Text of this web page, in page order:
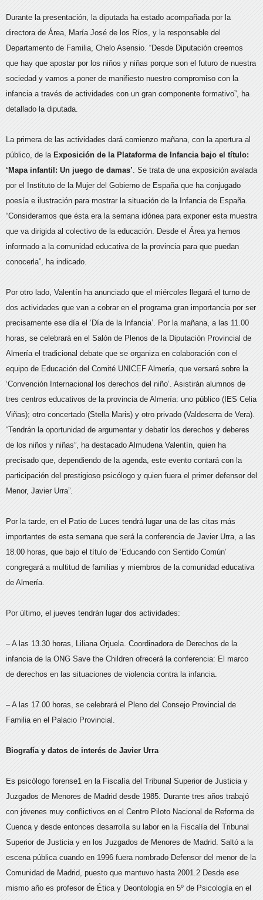
Durante la presentación, la diputada ha estado acompañada por la
directora de Área, María José de los Ríos, y la responsable del
Departamento de Familia, Chelo Asensio. “Desde Diputación creemos
que hay que apostar por los niños y niñas porque son el futuro de nuestra
sociedad y vamos a poner de manifiesto nuestro compromiso con la
infancia a través de actividades con un gran componente formativo”, ha
detallado la diputada.
La primera de las actividades dará comienzo mañana, con la apertura al
público, de laExposición de la Plataforma de Infancia bajo el título:
‘Mapa infantil: Un juego de damas’. Se trata de una exposición avalada
por el Instituto de la Mujer del Gobierno de España que ha conjugado
poesía e ilustración para mostrar la situación de la Infancia de España.
“Consideramos que ésta era la semana idónea para exponer esta muestra
que va dirigida al colectivo de la educación. Desde el Área ya hemos
informado a la comunidad educativa de la provincia para que puedan
conocerla”, ha indicado.
Por otro lado, Valentín ha anunciado que el miércoles llegará el turno de
dos actividades que van a cobrar en el programa gran importancia por ser
precisamente ese día el ‘Día de la Infancia’. Por la mañana, a las 11.00
horas, se celebrará en el Salón de Plenos de la Diputación Provincial de
Almería el tradicional debate que se organiza en colaboración con el
equipo de Educación del Comité UNICEF Almería, que versará sobre la
‘Convención Internacional los derechos del niño’. Asistirán alumnos de
tres centros educativos de la provincia de Almería: uno público (IES Celia
Viñas); otro concertado (Stella Maris) y otro privado (Valdeserra de Vera).
“Tendrán la oportunidad de argumentar y debatir los derechos y deberes
de los niños y niñas”, ha destacado Almudena Valentín, quien ha
precisado que, dependiendo de la agenda, este evento contará con la
participación del prestigioso psicólogo y quien fuera el primer defensor del
Menor, Javier Urra”.
Por la tarde, en el Patio de Luces tendrá lugar una de las citas más
importantes de esta semana que será la conferencia de Javier Urra, a las
18.00 horas, que bajo el título de ‘Educando con Sentido Común’
congregará a multitud de familias y miembros de la comunidad educativa
de Almería.
Por último, el jueves tendrán lugar dos actividades:
– A las 13.30 horas, Liliana Orjuela. Coordinadora de Derechos de la
infancia de la ONG Save the Children ofrecerá la conferencia: El marco
de derechos en las situaciones de violencia contra la infancia.
– A las 17.00 horas, se celebrará el Pleno del Consejo Provincial de
Familia en el Palacio Provincial.
Biografía y datos de interés de Javier Urra
Es psicólogo forense1 en la Fiscalía del Tribunal Superior de Justicia y
Juzgados de Menores de Madrid desde 1985. Durante tres años trabajó
con jóvenes muy conflictivos en el Centro Piloto Nacional de Reforma de
Cuenca y desde entonces desarrolla su labor en la Fiscalía del Tribunal
Superior de Justicia y en los Juzgados de Menores de Madrid. Saltó a la
escena pública cuando en 1996 fuera nombrado Defensor del menor de la
Comunidad de Madrid, puesto que mantuvo hasta 2001.2 Desde ese
mismo año es profesor de Ética y Deontología en 5º de Psicología en el